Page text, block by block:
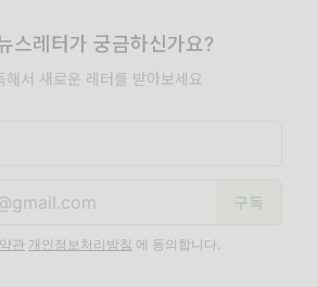
스레터가 궁금하신가요?
해서 새로운 레터를 받아보세요
관 개인정보처리방침 에 동의합니다.